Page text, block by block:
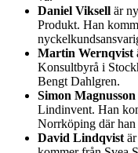
Daniel Viksell är
Produkt. Han
Martin Wernqvist
Konsultbyrå i
Bengt Dahlgren.
Simon Magnusson
Lindinvent. Han
Norrköping där han
David Lindqvist